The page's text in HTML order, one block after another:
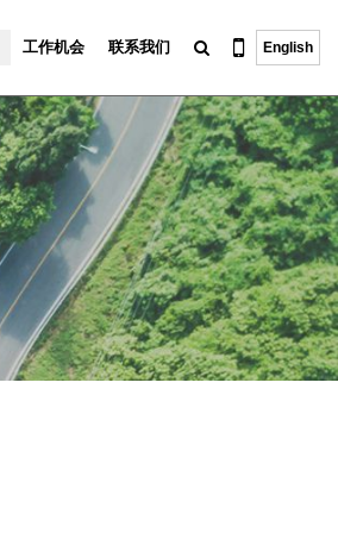
工作机会 联系我们 English